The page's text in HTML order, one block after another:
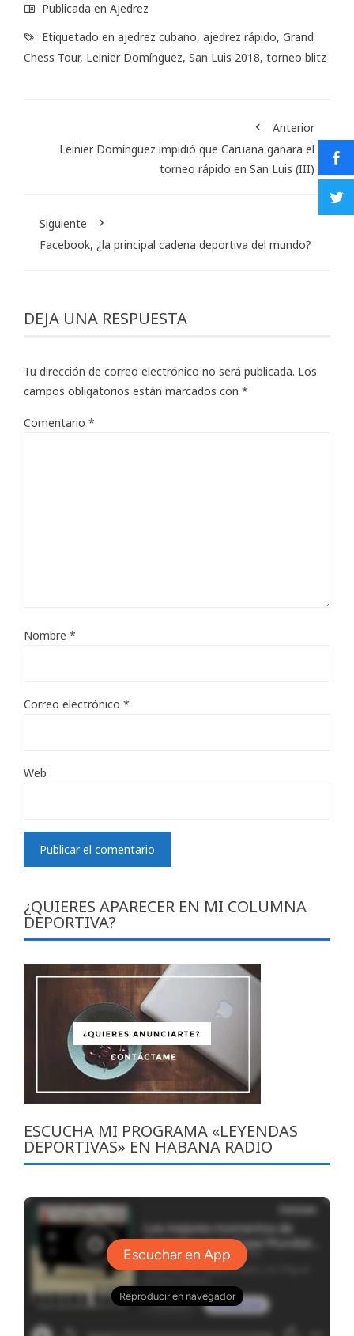
Publicada en Ajedrez
Etiquetado en ajedrez cubano, ajedrez rápido, Grand
Chess Tour, Leinier Domínguez, San Luis 2018, torneo blitz
Anterior
Leinier Domínguez impidió que Caruana ganara el
torneo rápido en San Luis (III)
Siguiente
Facebook, ¿la principal cadena deportiva del mundo?
DEJA UNA RESPUESTA
Tu dirección de correo electrónico no será publicada. Los
campos obligatorios están marcados con *
Comentario *
Nombre *
Correo electrónico *
Web
¿QUIERES APARECER EN MI COLUMNA
DEPORTIVA?
ESCUCHA MI PROGRAMA «LEYENDAS
DEPORTIVAS» EN HABANA RADIO